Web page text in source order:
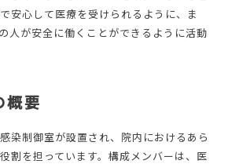
安心して医療を受けられるように、ま
人が安全に働くことができるように活動
概要
染制御室が設置され、院内におけるあら
割を担っています。構成メンバーは、医